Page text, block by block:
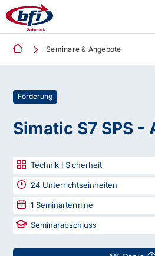
Seminare & Angebote
Förderung
Simatic S7 SPS -
Technik I Sicherheit
24 Unterrichtseinheiten
1 Seminartermine
Seminarabschluss